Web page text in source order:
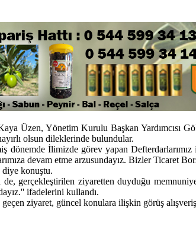
Üzen, Yönetim Kurulu Başkan Yardımcısı
olsun dileklerinde bulundular.
dönemde İlimizde görev yapan
devam etme arzusundayız. Bizler Ticaret
konuştu.
gerçekleştirilen ziyaretten duyduğu
ifadelerini kullandı.
geçen ziyaret, güncel konulara ilişkin görüş